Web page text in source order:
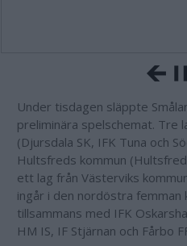
Under tisdagen släppte
preliminära spelschemat. Tre
(Djursdala SK, IFK Tuna och
Hultsfreds kommun
ett lag från Västerviks
ingår i den nordöstra femman
tillsammans med IFK
HM IS, IF Stjärnan och Fårbo